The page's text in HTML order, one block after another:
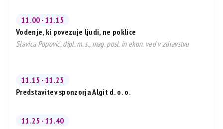
11.00 - 11.15
Vodenje, ki povezuje ljudi, ne poklice
Slavica Popović, dipl. m. s., mag. posl. in ekon. ved v zdravstvu
11.15 - 11.25
Predstavitev sponzorja Algit d. o. o.
11.25 - 11.40